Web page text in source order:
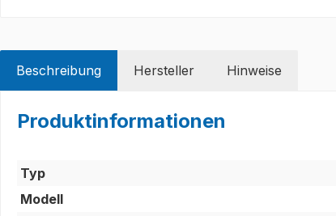
Beschreibung Hersteller Hinweise
Produktinformationen
Typ
Modell